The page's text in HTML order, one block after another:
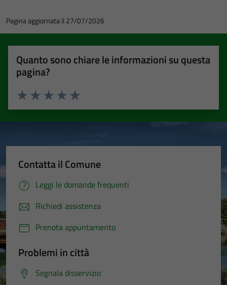
Pagina aggiornata il 27/07/2026
Quanto sono chiare le informazioni su questa
pagina?
Valuta 5 stelle su 5
Valuta 4 stelle su 5
Valuta 3 stelle su 5
Valuta 2 stelle su 5
Valuta 1 stelle su 5
Contatta il Comune
Leggi le domande frequenti
Richiedi assistenza
Prenota appuntamento
Problemi in città
Segnala disservizio